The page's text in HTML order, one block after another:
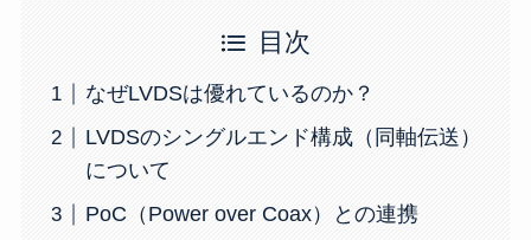
目次
なぜLVDSは優れているのか？
LVDSのシングルエンド構成（同軸伝送）
について
PoC（Power over Coax）との連携